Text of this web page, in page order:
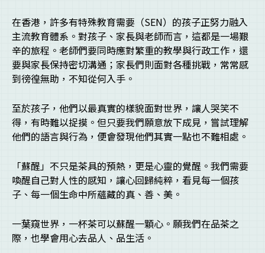
在香港，許多有特殊教育需要（SEN）的孩子正努力融入
主流教育體系。對孩子、家長與老師而言，這都是一場艱
辛的旅程。老師們要同時應對繁重的教學與行政工作，還
要與家長保持密切溝通；家長們則面對各種挑戰，常常感
到徬徨無助，不知從何入手。
至於孩子，他們以最真實的樣貌面對世界，讓人哭笑不
得，有時難以捉摸。但只要我們願意放下成見，嘗試理解
他們的語言與行為，便會發現他們其實一點也不難相處。
「蘇醒」不只是茶具的預熱，更是心靈的覺醒。我們需要
喚醒自己對人性的感知，讓心回歸純粹，看見每一個孩
子、每一個生命中所蘊藏的真、善、美。
一葉窺世界，一杯茶可以蘇醒一顆心。願我們在品茶之
際，也學會用心去品人、品生活。